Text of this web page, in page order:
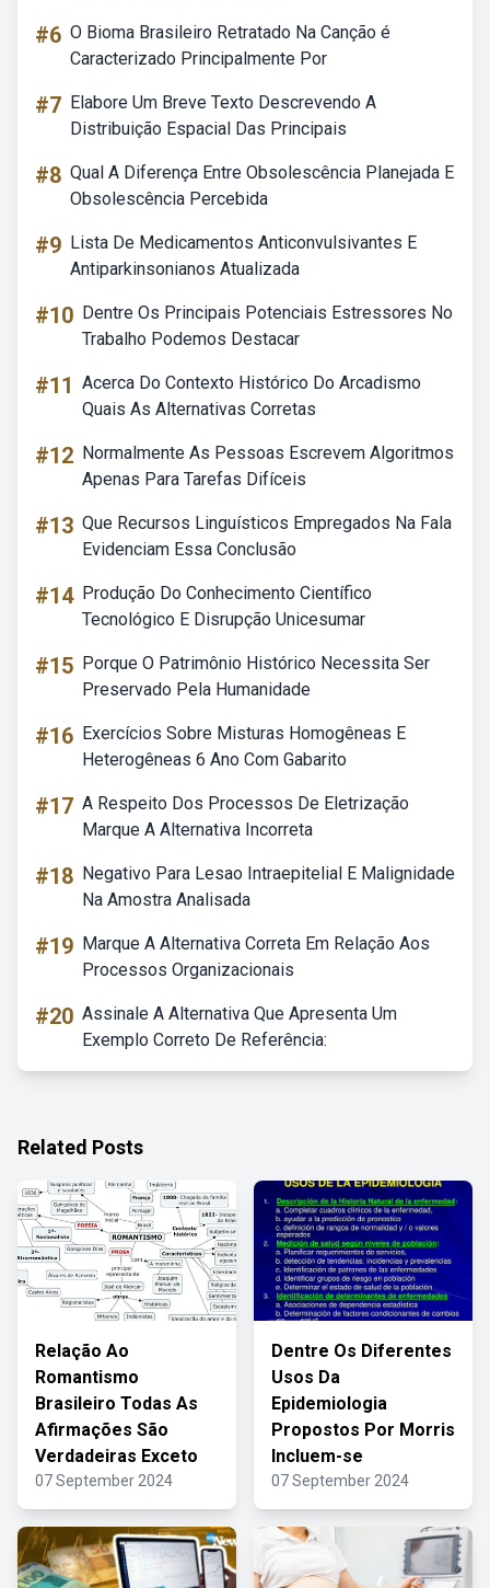
#6 O Bioma Brasileiro Retratado Na Canção é
Caracterizado Principalmente Por
#7 Elabore Um Breve Texto Descrevendo A
Distribuição Espacial Das Principais
#8 Qual A Diferença Entre Obsolescência Planejada E
Obsolescência Percebida
#9 Lista De Medicamentos Anticonvulsivantes E
Antiparkinsonianos Atualizada
#10 Dentre Os Principais Potenciais Estressores No
Trabalho Podemos Destacar
#11 Acerca Do Contexto Histórico Do Arcadismo
Quais As Alternativas Corretas
#12 Normalmente As Pessoas Escrevem Algoritmos
Apenas Para Tarefas Difíceis
#13 Que Recursos Linguísticos Empregados Na Fala
Evidenciam Essa Conclusão
#14 Produção Do Conhecimento Científico
Tecnológico E Disrupção Unicesumar
#15 Porque O Patrimônio Histórico Necessita Ser
Preservado Pela Humanidade
#16 Exercícios Sobre Misturas Homogêneas E
Heterogêneas 6 Ano Com Gabarito
#17 A Respeito Dos Processos De Eletrização
Marque A Alternativa Incorreta
#18 Negativo Para Lesao Intraepitelial E Malignidade
Na Amostra Analisada
#19 Marque A Alternativa Correta Em Relação Aos
Processos Organizacionais
#20 Assinale A Alternativa Que Apresenta Um
Exemplo Correto De Referência:
Related Posts
Relação Ao
Romantismo
Brasileiro Todas As
Afirmações São
Verdadeiras Exceto
07 September 2024
Dentre Os Diferentes
Usos Da
Epidemiologia
Propostos Por Morris
Incluem-se
07 September 2024